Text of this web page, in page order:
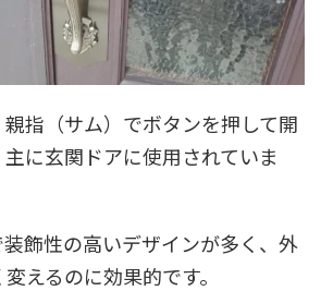
指（サム）でボタンを押して開
に玄関ドアに使用されていま
飾性の高いデザインが多く、外
えるのに効果的です。